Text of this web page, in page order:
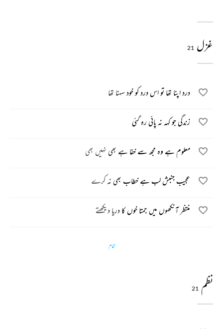
غزل 21
درد اپنا تھا تو اس درد کو خود سہنا تھا
زندگی جو کہہ نہ پائی رہ گئی
معلوم ہے وہ مجھ سے خفا ہے بھی نہیں بھی
عجیب جنبش لب ہے خطاب بھی نہ کرے
منتظر آنکھوں میں جمتا خوں کا دریا دیکھتے
تمام
نظم 21